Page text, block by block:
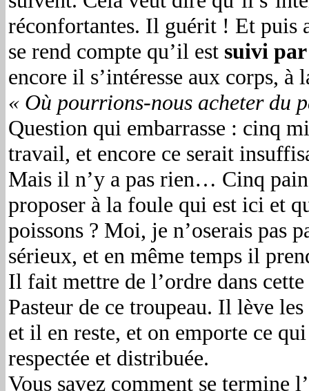
réconfortantes. Il guérit ! Et puis
se rend compte qu’il est suivi
encore il s’intéresse aux corps,
« Où pourrions-nous acheter du
Question qui embarrasse : cinq
travail, et encore ce serait
Mais il n’y a pas rien… Cinq
proposer à la foule qui est ici et
poissons ? Moi, je n’oserais pas
sérieux, et en même temps il
Il fait mettre de l’ordre dans
Pasteur de ce troupeau. Il lève
et il en reste, et on emporte ce
respectée et distribuée.
Vous savez comment se termine